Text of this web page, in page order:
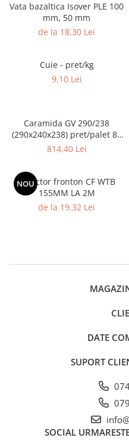
Capace de gard
Contratreapta
Elemente gard
Pas Japonez
Pervaz geam piatra compozita
Produse auxiliare
Rigole
Gresie
Accesorii tigla/tabla
Boltari din beton
Vata bazaltica Isover PLE 100
mm, 50 mm
de la 18,30 Lei
Cuie - pret/kg
9,10 Lei
Caramida GV 290/238
(290x240x238) pret/palet 80
buc
814,40 Lei
NOU
Colector fronton CF WTB
155MM LA 2M
de la 19,32 Lei
DATE
SUPORT
SOCIAL